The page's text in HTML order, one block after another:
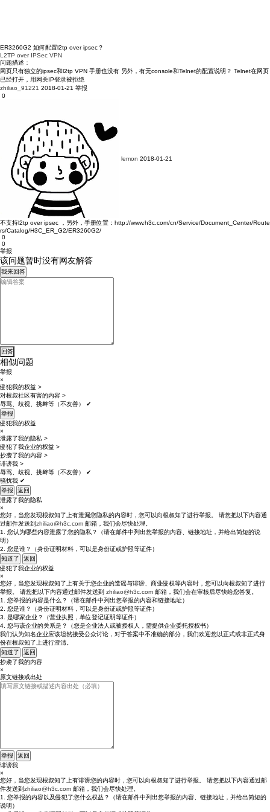
ER3260G2 如何配置l2tp over ipsec？
L2TP over IPSec VPN
问题描述：
网页只有独立的ipsec和l2tp VPN 手册也没有 另外，有无console和Telnet的配置说明？ Telnet在网页
已经打开，用网关IP登录被拒绝
zhiliao_91221 2018-01-21 举报
0
lemon 2018-01-21
不支持l2tp over ipsec ，另外，手册位置： http://www.h3c.com/cn/Service/Document_Center/Route
rs/Catalog/H3C_ER_G2/ER3260G2/
0
0
举报
该问题暂时没有网友解答
我来回答
相似问题
举报
×
侵犯我的权益 >
对根叔社区有害的内容 >
辱骂、歧视、挑衅等（不友善）
✔
举报
侵犯我的权益
×
泄露了我的隐私 >
侵犯了我企业的权益 >
抄袭了我的内容 >
诽谤我 >
辱骂、歧视、挑衅等（不友善）
✔
骚扰我 ✔
举报
返回
泄露了我的隐私
×
您好，当您发现根叔知了上有泄漏您隐私的内容时，您可以向根叔知了进行举报。 请您把以下内容通
过邮件发送到zhiliao@h3c.com 邮箱，我们会尽快处理。
1. 您认为哪些内容泄露了您的隐私？（请在邮件中列出您举报的内容、链接地址，并给出简短的说
明）
2. 您是谁？（身份证明材料，可以是身份证或护照等证件）
知道了
返回
侵犯了我企业的权益
×
您好，当您发现根叔知了上有关于您企业的造谣与诽谤、商业侵权等内容时，您可以向根叔知了进行
举报。 请您把以下内容通过邮件发送到 zhiliao@h3c.com 邮箱，我们会在审核后尽快给您答复。
1. 您举报的内容是什么？（请在邮件中列出您举报的内容和链接地址）
2. 您是谁？（身份证明材料，可以是身份证或护照等证件）
3. 是哪家企业？（营业执照，单位登记证明等证件）
4. 您与该企业的关系是？（您是企业法人或被授权人，需提供企业委托授权书）
我们认为知名企业应该坦然接受公众讨论，对于答案中不准确的部分，我们欢迎您以正式或非正式身
份在根叔知了上进行澄清。
知道了
返回
抄袭了我的内容
×
原文链接或出处
举报
返回
诽谤我
×
您好，当您发现根叔知了上有诽谤您的内容时，您可以向根叔知了进行举报。 请您把以下内容通过邮
件发送到zhiliao@h3c.com 邮箱，我们会尽快处理。
1. 您举报的内容以及侵犯了您什么权益？（请在邮件中列出您举报的内容、链接地址，并给出简短的
说明）